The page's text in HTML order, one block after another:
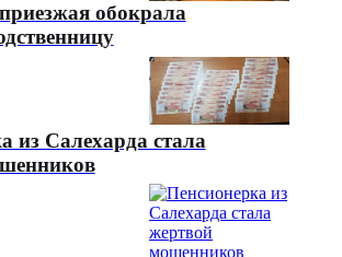
обокрала
из Салехарда стала